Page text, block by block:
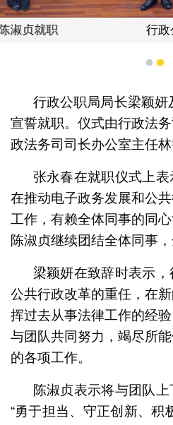
行政公职局局长梁颖妍
1 2
行政公职局局长梁颖
宣誓就职。仪式由行政法
政法务司司长办公室主任林
张永春在就职仪式上
在推动电子政务发展和公
工作，有赖全体同事的同
陈淑贞继续团结全体同事
梁颖妍在致辞时表示
公共行政改革的重任，在
挥过去从事法律工作的经
与团队共同努力，竭尽所
的各项工作。
陈淑贞表示将与团队
“勇于担当、守正创新、积